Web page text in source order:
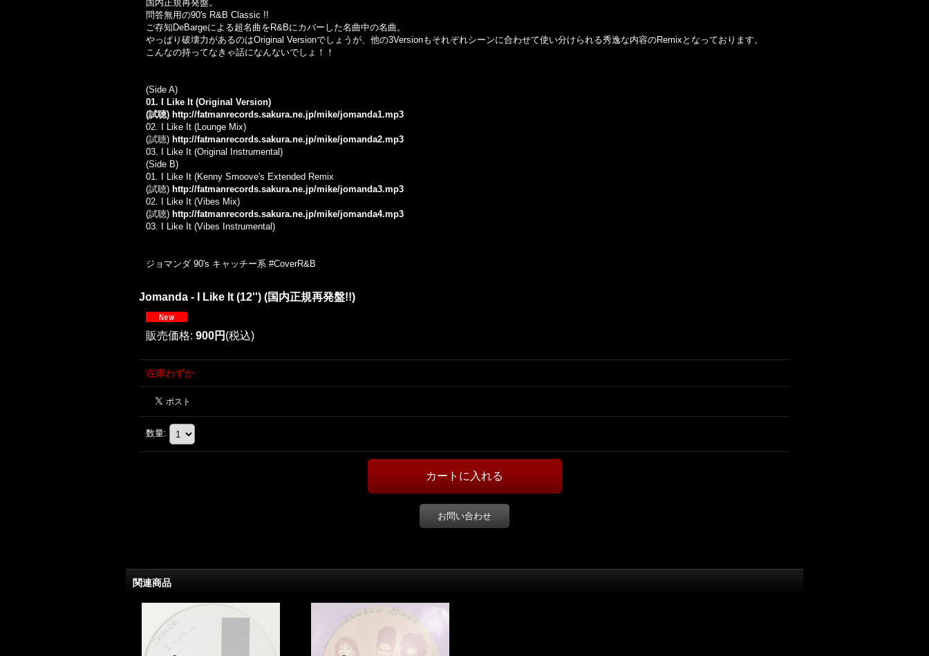
国内正規再発盤。
問答無用の90's R&B Classic !!
ご存知DeBargeによる超名曲をR&Bにカバーした名曲中の名曲。
やっぱり破壊力があるのはOriginal Versionでしょうが、他の3Versionもそれぞれシーンに合わせて使い分けられる秀逸な内容のRemixとなっております。
こんなの持ってなきゃ話になんないでしょ！！
(Side A)
01. I Like It (Original Version)
(試聴) http://fatmanrecords.sakura.ne.jp/mike/jomanda1.mp3
02. I Like It (Lounge Mix)
(試聴) http://fatmanrecords.sakura.ne.jp/mike/jomanda2.mp3
03. I Like It (Original Instrumental)
(Side B)
01. I Like It (Kenny Smoove's Extended Remix
(試聴) http://fatmanrecords.sakura.ne.jp/mike/jomanda3.mp3
02. I Like It (Vibes Mix)
(試聴) http://fatmanrecords.sakura.ne.jp/mike/jomanda4.mp3
03. I Like It (Vibes Instrumental)
ジョマンダ 90's キャッチー系 #CoverR&B
Jomanda - I Like It (12'') (国内正規再発盤!!)
販売価格: 900円 (税込)
在庫わずか
数量:
お問い合わせ
関連商品